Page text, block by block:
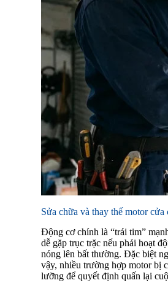
Sửa chữa và thay thế motor cửa
Động cơ chính là “trái tim”
dễ gặp trục trặc nếu phải hoạt
nóng lên bất thường. Đặc biệt
vậy, nhiều trường hợp motor bị
lưỡng để quyết định quấn lại